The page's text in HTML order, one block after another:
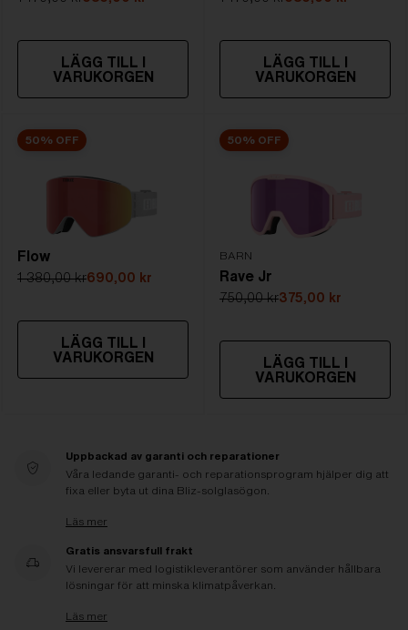
LÄGG TILL I
VARUKORGEN
LÄGG TILL I
VARUKORGEN
50% OFF
Flow
1 380,00 kr690,00 kr
LÄGG TILL I
VARUKORGEN
50% OFF
BARN
Rave Jr
750,00 kr375,00 kr
LÄGG TILL I
VARUKORGEN
Uppbackad av garanti och reparationer
Våra ledande garanti- och reparationsprogram hjälper dig att
fixa eller byta ut dina Bliz-solglasögon.
Läs mer
Gratis ansvarsfull frakt
Vi levererar med logistikleverantörer som använder hållbara
lösningar för att minska klimatpåverkan.
Läs mer